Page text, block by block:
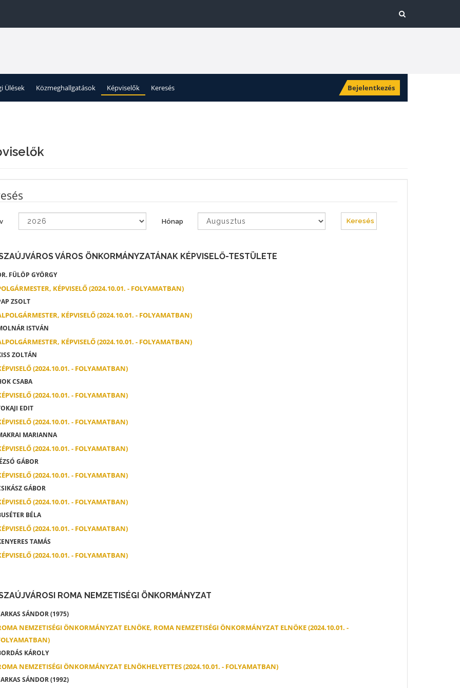
Ülések Közmeghallgatások Képviselők Keresés Bejelentkezés
Hónap Keresés
VÁROS ÖNKORMÁNYZATÁNAK KÉPVISELŐ-TESTÜLETE
FÜLÖP GYÖRGY
KÉPVISELŐ (2024.10.01. - FOLYAMATBAN)
ZSOLT
KÉPVISELŐ (2024.10.01. - FOLYAMATBAN)
ISTVÁN
KÉPVISELŐ (2024.10.01. - FOLYAMATBAN)
ZOLTÁN
(2024.10.01. - FOLYAMATBAN)
CSABA
(2024.10.01. - FOLYAMATBAN)
EDIT
(2024.10.01. - FOLYAMATBAN)
MARIANNA
(2024.10.01. - FOLYAMATBAN)
GÁBOR
(2024.10.01. - FOLYAMATBAN)
GÁBOR
(2024.10.01. - FOLYAMATBAN)
BÉLA
(2024.10.01. - FOLYAMATBAN)
TAMÁS
(2024.10.01. - FOLYAMATBAN)
ROMA NEMZETISÉGI ÖNKORMÁNYZAT
SÁNDOR (1975)
NEMZETISÉGI ÖNKORMÁNYZAT ELNÖKE, ROMA NEMZETISÉGI ÖNKORMÁNYZAT ELNÖKE (2024.10.01. -
KÁROLY
NEMZETISÉGI ÖNKORMÁNYZAT ELNÖKHELYETTES (2024.10.01. - FOLYAMATBAN)
SÁNDOR (1992)